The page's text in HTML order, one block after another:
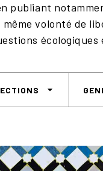
publiant
même volonté de
arrow_drop_down